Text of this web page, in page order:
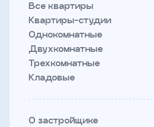
Все квартиры
Квартиры-студии
Однокомнатные
Двухкомнатные
Трехкомнатные
Кладовые
О застройщике